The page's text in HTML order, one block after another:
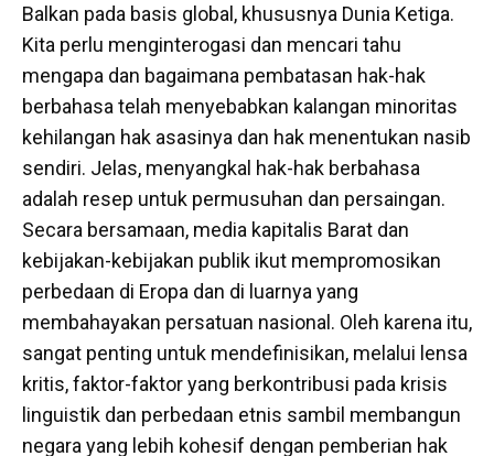
Balkan pada basis global, khususnya Dunia Ketiga.
Kita perlu menginterogasi dan mencari tahu
mengapa dan bagaimana pembatasan hak-hak
berbahasa telah menyebabkan kalangan minoritas
kehilangan hak asasinya dan hak menentukan nasib
sendiri. Jelas, menyangkal hak-hak berbahasa
adalah resep untuk permusuhan dan persaingan.
Secara bersamaan, media kapitalis Barat dan
kebijakan-kebijakan publik ikut mempromosikan
perbedaan di Eropa dan di luarnya yang
membahayakan persatuan nasional. Oleh karena itu,
sangat penting untuk mendefinisikan, melalui lensa
kritis, faktor-faktor yang berkontribusi pada krisis
linguistik dan perbedaan etnis sambil membangun
negara yang lebih kohesif dengan pemberian hak